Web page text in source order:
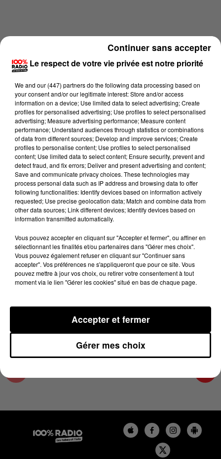
Lecture (3 min 56 sec)
100%
100% Radio les infos du Tarn et Garonne
7 avril 2025 - 3 min 56 sec
LES INFOS DU TARN ET GARONNE DU
07/04/2025 À 16H59
Podcasts infos du Tarn et Garonne
Le respect de votre vie privée est notre priorité
We and our (447) partnersdo the following data processing based on
your consent and/or our legitimate interest: Store and/or access
information on a device; Use limited data to select advertising; Create
profiles for personalised advertising; Use profiles to select personalised
advertising; Measure advertising performance; Measure content
performance; Understand audiences through statistics or combinations
of data from different sources; Develop and improve services; Create
profiles to personalise content; Use profiles to select personalised
content; Use limited data to select content; Ensure security, prevent and
detect fraud, and fix errors; Deliver and present advertising and content;
Save and communicate privacy choices. These technologies may
process personal data such as IP address and browsing data to offer
following functionalities: Identify devices based on information actively
requested; Use precise geolocation data; Match and combine data from
other data sources; Link different devices; Identify devices based on
information transmitted automatically.
Vous pouvez accepter en cliquant sur "Accepter et fermer", ou affiner en
sélectionnant les finalités et/ou partenaires dans "Gérer mes choix".
Vous pouvez également refuser en cliquant sur "Continuer sans
accepter". Vos préférences ne s'appliqueront que pour ce site. Vous
pouvez mettre à jour vos choix, ou retirer votre consentement à tout
moment via le lien "Gérer les cookies" situé en bas de chaque page.
Gérer mes choix
Accepter et fermer
Continuer sans accepter